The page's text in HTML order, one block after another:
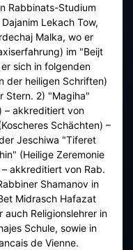
Rabbinats-Studium
Lekach Tow,
Malka, wo er
im "Beijt
sich in folgenden
der heiligen Schriften)
Stern. 2) "Magiha"
– akkreditiert von
Schächten) –
Jeschiwa "Tiferet
(Heilige Zeremonie
akkreditiert von Rab.
Shamanov in
Midrasch Hafazat
Religionslehrer in
Schule, sowie in
de Vienne.